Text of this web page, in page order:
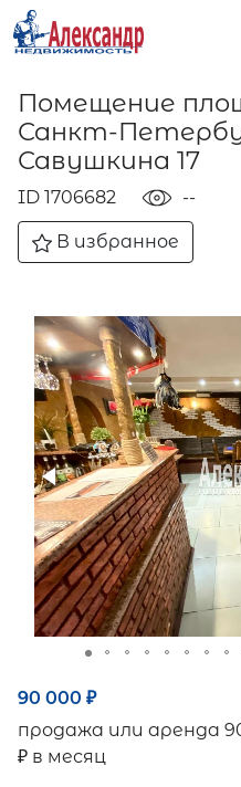
Помещение
Санкт-
Савушкина 17
ID 1706682 --
В избранное
90 000 ₽
продажа или аренда
₽ в месяц